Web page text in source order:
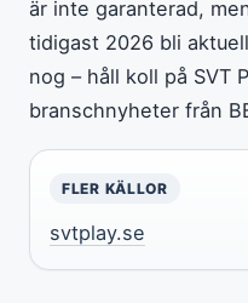
är inte garanterad,
tidigast 2026 bli
nog – håll koll på SVT
branschnyheter från
FLER KÄLLOR
svtplay.se